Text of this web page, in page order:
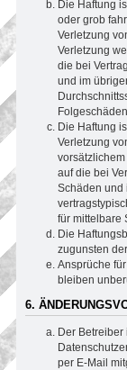
Die Haftung
oder grob
Verletzung
Verletzung
die bei
und im
Die Haftung
Verletzung
auf die bei
Schäden und
für mittelbare
Die
zugunsten
Ansprüche
bleiben
6.
Der
per E-Mail